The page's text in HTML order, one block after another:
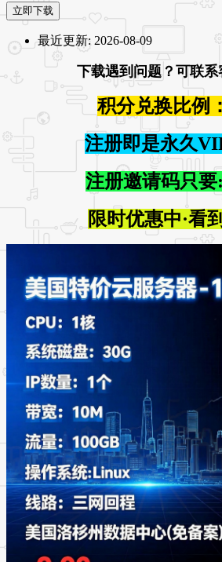
立即下载
最近更新: 2026-08-09
下载遇到问题？可联系
积分兑换比例
注册即是永久
注册邀请码只要
限时优惠中·看